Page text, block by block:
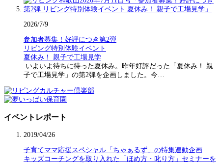
2026/7/9
参加者募集！好評につき第2弾
リビング特別体験イベント
夏休み！ 親子で工場見学
いよいよ待ちに待った夏休み。昨年好評だった「夏休み！ 親
子で工場見学」の第2弾を企画しました。今…
イベントレポート
2019/04/26
子育てママ応援スペシャル「ちゃぁるず」の特集連動企画
キッズコーチングを取り入れた「ほめ方・叱り方」セミナーを